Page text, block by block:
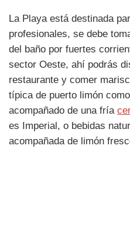
La Playa está destinada
profesionales, se debe
del baño por fuertes
sector Oeste, ahí podrás
restaurante y comer
típica de puerto limón
acompañado de una fría
es Imperial, o bebidas
acompañada de limón